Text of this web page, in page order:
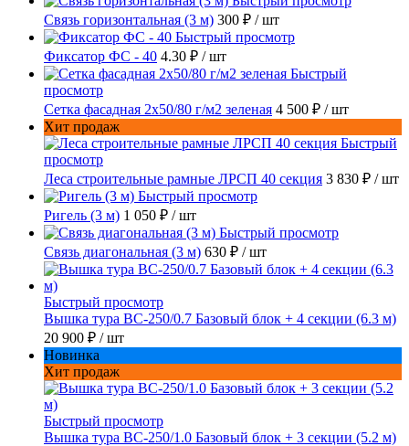
Связь горизонтальная (3 м) 300 ₽ / шт
Быстрый просмотр
Фиксатор ФС - 40 4.30 ₽ / шт
Быстрый
просмотр
Сетка фасадная 2x50/80 г/м2 зеленая 4 500 ₽ / шт
Хит продаж
Быстрый
просмотр
Леса строительные рамные ЛРСП 40 секция 3 830 ₽ / шт
Быстрый просмотр
Ригель (3 м) 1 050 ₽ / шт
Быстрый просмотр
Связь диагональная (3 м) 630 ₽ / шт
Быстрый просмотр
Вышка тура ВС-250/0.7 Базовый блок + 4 секции (6.3 м)
20 900 ₽ / шт
Новинка
Хит продаж
Быстрый просмотр
Вышка тура ВС-250/1.0 Базовый блок + 3 секции (5.2 м)